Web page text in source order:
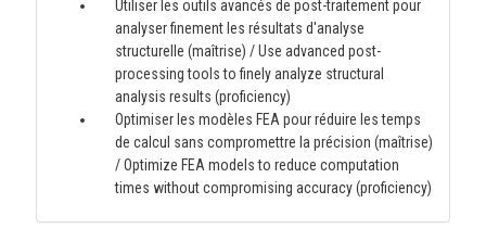
Utiliser les outils avancés de post-traitement pour
analyser finement les résultats d'analyse
structurelle (maîtrise) / Use advanced post-
processing tools to finely analyze structural
analysis results (proficiency)
Optimiser les modèles FEA pour réduire les temps
de calcul sans compromettre la précision (maîtrise)
/ Optimize FEA models to reduce computation
times without compromising accuracy (proficiency)